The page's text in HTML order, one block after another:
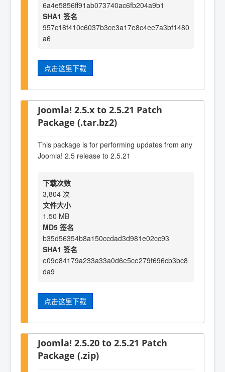
6a4e5856ff91ab073740ac6fb204a9b1
SHA1 签名
957c18f410c6037b3ce3a17e8c4ee7a3bf1480
a6
点击这里下载
Joomla! 2.5.x to 2.5.21 Patch
Package (.tar.bz2)
This package is for performing updates from any
Joomla! 2.5 release to 2.5.21
下载次数
3,804 次
文件大小
1.50 MB
MD5 签名
b35d56354b8a150ccdad3d981e02cc93
SHA1 签名
e09e84179a233a33a0d6e5ce279f696cb3bc8
da9
点击这里下载
Joomla! 2.5.20 to 2.5.21 Patch
Package (.zip)